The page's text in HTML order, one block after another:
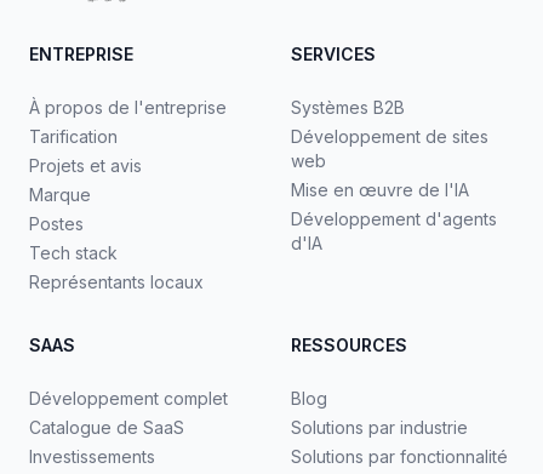
ENTREPRISE
À propos de l'entreprise
Tarification
Projets et avis
Marque
Postes
Tech stack
Représentants locaux
SERVICES
Systèmes B2B
Développement de sites
web
Mise en œuvre de l'IA
Développement d'agents
d'IA
SAAS
Développement complet
Catalogue de SaaS
Investissements
RESSOURCES
Blog
Solutions par industrie
Solutions par fonctionnalité